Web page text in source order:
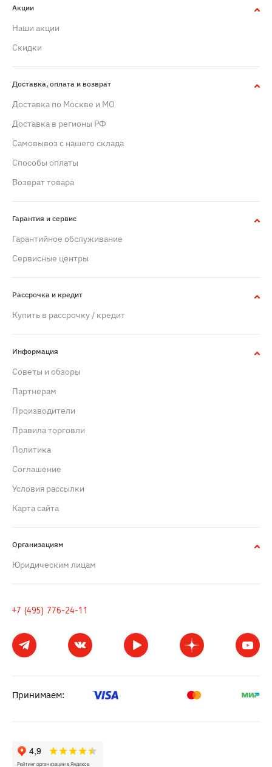
Акции
Наши акции
Скидки
Доставка, оплата и возврат
Доставка по Москве и МО
Доставка в регионы РФ
Самовывоз с нашего склада
Способы оплаты
Возврат товара
Гарантия и сервис
Гарантийное обслуживание
Сервисные центры
Рассрочка и кредит
Купить в рассрочку / кредит
Информация
Советы и обзоры
Партнерам
Производители
Правила торговли
Политика
Cоглашение
Условия рассылки
Карта сайта
Организациям
Юридическим лицам
+7 (495) 776-24-11
Принимаем: